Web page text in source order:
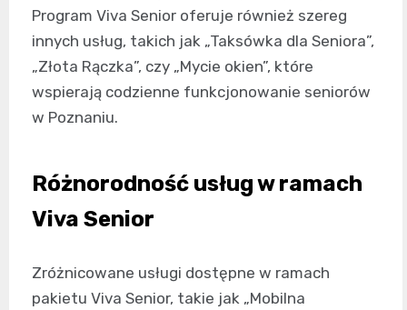
Program Viva Senior oferuje również szereg
innych usług, takich jak „Taksówka dla Seniora”,
„Złota Rączka”, czy „Mycie okien”, które
wspierają codzienne funkcjonowanie seniorów
w Poznaniu.
Różnorodność usług w ramach
Viva Senior
Zróżnicowane usługi dostępne w ramach
pakietu Viva Senior, takie jak „Mobilna